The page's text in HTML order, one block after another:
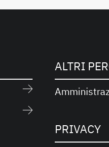
ALTRI
PRIVACY